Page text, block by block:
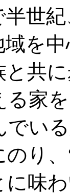
世
を
と共
る家
でい
り
に味